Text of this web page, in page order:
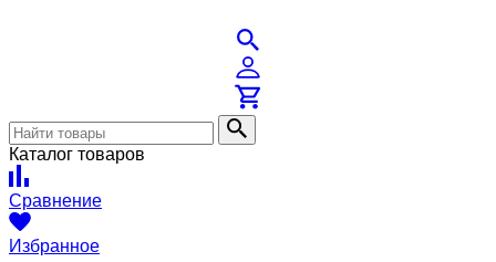
Каталог товаров
Сравнение
Избранное